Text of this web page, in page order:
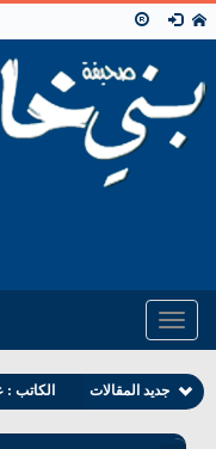
Toggle
navigation
جديد المقالات الكاتب